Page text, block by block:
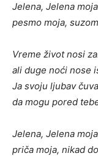
Jelena, Jelena moja
pesmo moja,
Vreme život nosi
ali duge noći nose
Ja svoju ljubav
da mogu pored
Jelena, Jelena
priča moja, nikad